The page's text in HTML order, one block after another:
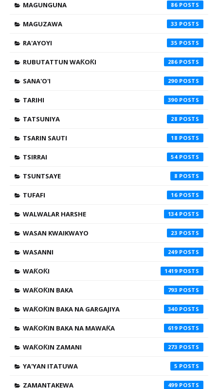
MAGUNGUNA 86
MAGUZAWA 33
RA'AYOYI 35
RUBUTATTUN WAƘOƘI 286
SANA'O'I 290
TARIHI 390
TATSUNIYA 28
TSARIN SAUTI 18
TSIRRAI 54
TSUNTSAYE 8
TUFAFI 16
WALWALAR HARSHE 134
WASAN KWAIKWAYO 23
WASANNI 249
WAƘOƘI 1419
WAƘOƘIN BAKA 793
WAƘOƘIN BAKA NA GARGAJIYA 340
WAƘOƘIN BAKA NA MAWAƘA 619
WAƘOƘIN ZAMANI 273
YA'YAN ITATUWA 5
ZAMANTAKEWA 499